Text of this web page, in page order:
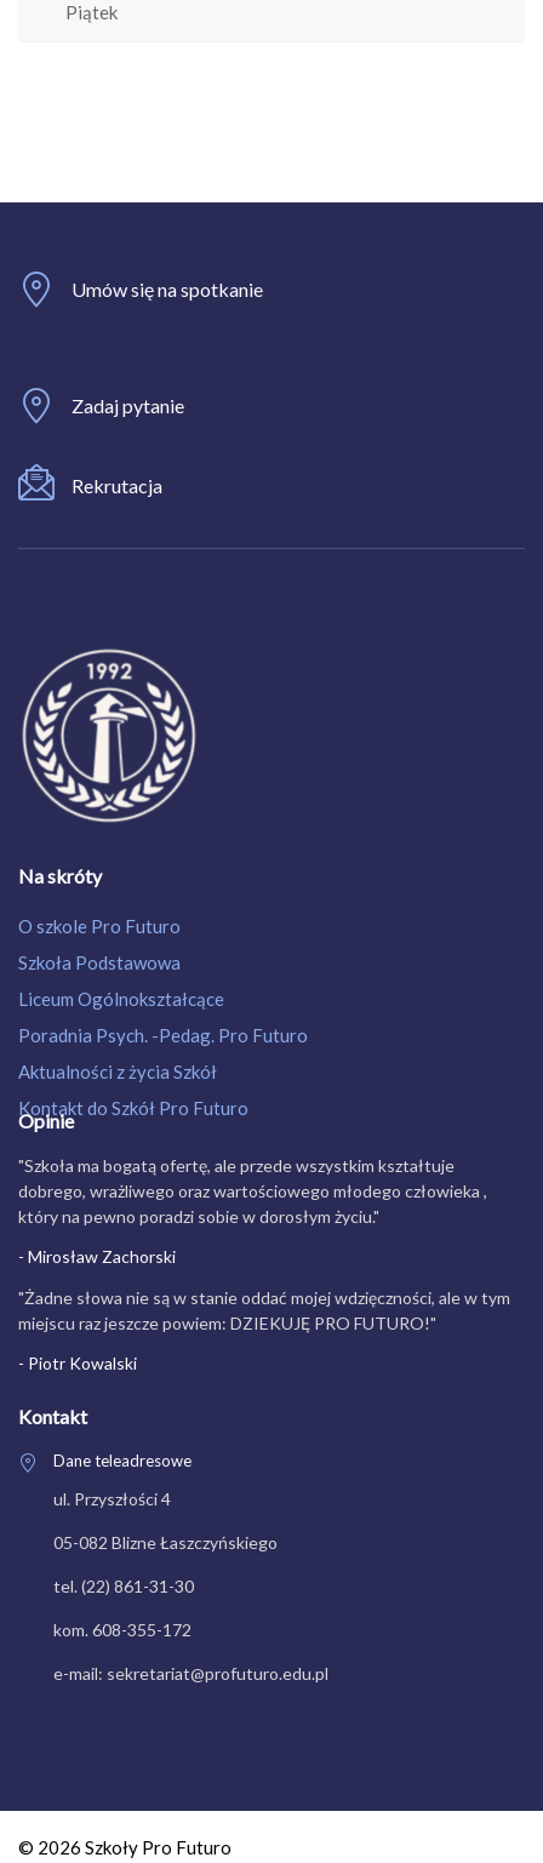
Piątek
Umów się na spotkanie
Zadaj pytanie
Rekrutacja
Na skróty
O szkole Pro Futuro
Szkoła Podstawowa
Liceum Ogólnokształcące
Poradnia Psych. -Pedag. Pro Futuro
Aktualności z życia Szkół
Kontakt do Szkół Pro Futuro
Opinie
"Szkoła ma bogatą ofertę, ale przede wszystkim kształtuje
dobrego, wrażliwego oraz wartościowego młodego człowieka ,
który na pewno poradzi sobie w dorosłym życiu."
- Mirosław Zachorski
"Żadne słowa nie są w stanie oddać mojej wdzięczności, ale w tym
miejscu raz jeszcze powiem: DZIEKUJĘ PRO FUTURO!"
- Piotr Kowalski
Kontakt
Dane teleadresowe
ul. Przyszłości 4
05-082 Blizne Łaszczyńskiego
tel. (22) 861-31-30
kom. 608-355-172
e-mail: sekretariat@profuturo.edu.pl
© 2026 Szkoły Pro Futuro